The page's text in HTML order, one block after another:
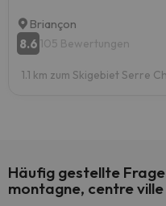
Briançon
8.6 105 Bewertungen
1.1 km zum Skigebiet Serre
Häufig gestellte
montagne, centre